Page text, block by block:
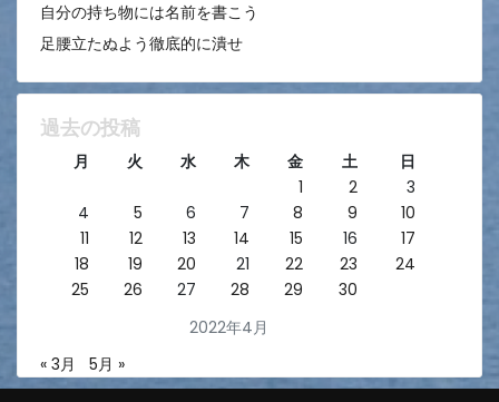
自分の持ち物には名前を書こう
足腰立たぬよう徹底的に潰せ
過去の投稿
2022年4月
月 火 水 木 金 土
日
1
2
3
4
5 6 7 8 9
10
11
12 13 14 15 16
17
18
19 20 21 22 23
24
25
26 27 28 29 30
« 3月 5月 »